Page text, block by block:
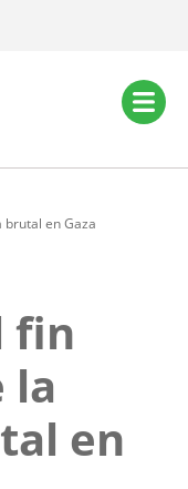
brutal en Gaza
fin
la
en